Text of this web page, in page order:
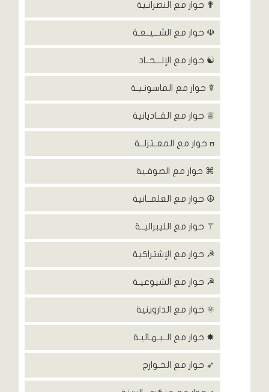
✟ حوار مع النصرانـية
☫ حوار مع الشـــيــعـة
☯ حوار مع الإلـــحــاد
☤ حوار مع الماسونـيـة
♕ حوار مع القــاديانية
ʊ حوار مع المعــتزلــة
⌘ حوار مع الصوفـية
☮ حوار مع العلمــانية
⚚ حوار مع الليبراليــة
☭ حوار مع الإشتراكية
☭ حوار مع الشيوعيـة
⚛ حوار مع الداروينية
✸ حوار مع الــبـهـائيـة
➶ حوار مع الخـوارج